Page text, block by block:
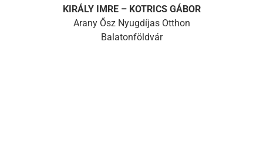
KIRÁLY IMRE – KOTRICS GÁBOR
Arany Ősz Nyugdíjas Otthon
Balatonföldvár